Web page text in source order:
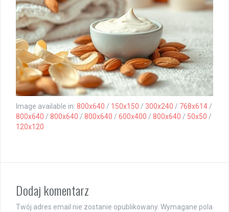
Image available in: 800x640 / 150x150 / 300x240 / 768x614 /
800x640 / 800x640 / 800x640 / 600x400 / 800x640 / 50x50 /
120x120
Dodaj komentarz
Twój adres email nie zostanie opublikowany. Wymagane pola